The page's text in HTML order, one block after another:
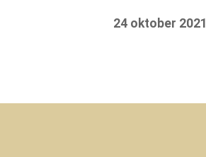
24 oktober 2021